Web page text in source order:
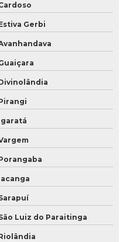
Gerbi
Luiz do Paraitinga